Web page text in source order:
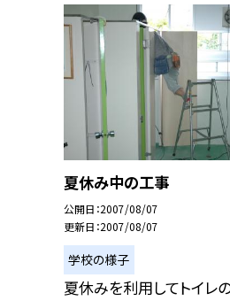
夏休み中の工事
公開日 2007/08/07
更新日 2007/08/07
学校の様子
夏休みを利用してトイレ